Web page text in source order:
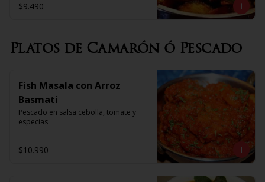
$9.490
Platos de Camarón ó Pescado
Fish Masala con Arroz
Basmati
Pescado en salsa cebolla, tomate y
especias
$10.990